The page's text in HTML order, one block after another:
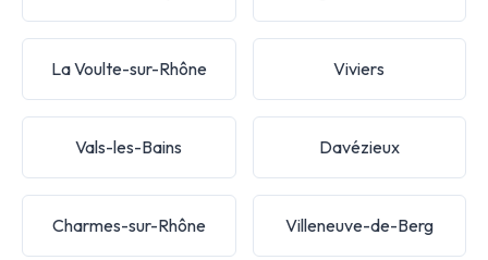
La Voulte-sur-Rhône Viviers
Vals-les-Bains Davézieux
Charmes-sur-Rhône Villeneuve-de-Berg